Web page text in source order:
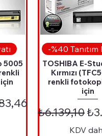
5005
Fiyat
Hızlı
-%40 Tanıtım
TOSHIBA E-
Kırmızı
renkli
için
Normal
₺6.139,10
KDV